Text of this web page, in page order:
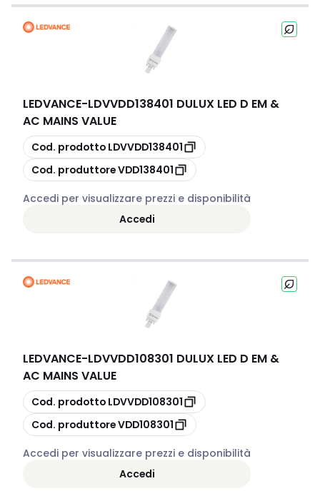
LEDVANCE-LDVVDD138401 DULUX LED D EM &
AC MAINS VALUE
copia
Cod. prodotto LDVVDD138401
copia
Cod. produttoreVDD138401
Accedi per visualizzare prezzi e disponibilità
Accedi
LEDVANCE-LDVVDD108301 DULUX LED D EM &
AC MAINS VALUE
copia
Cod. prodotto LDVVDD108301
copia
Cod. produttoreVDD108301
Accedi per visualizzare prezzi e disponibilità
Accedi